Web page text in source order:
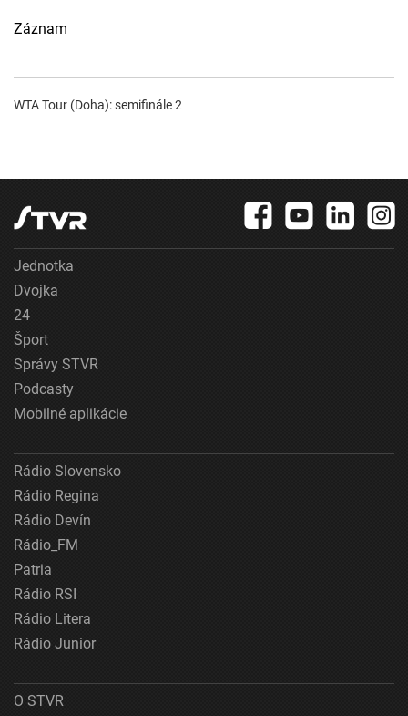
Záznam
WTA Tour (Doha): semifinále 2
Jednotka
Dvojka
24
Šport
Správy STVR
Podcasty
Mobilné aplikácie
Rádio Slovensko
Rádio Regina
Rádio Devín
Rádio_FM
Patria
Rádio RSI
Rádio Litera
Rádio Junior
O STVR